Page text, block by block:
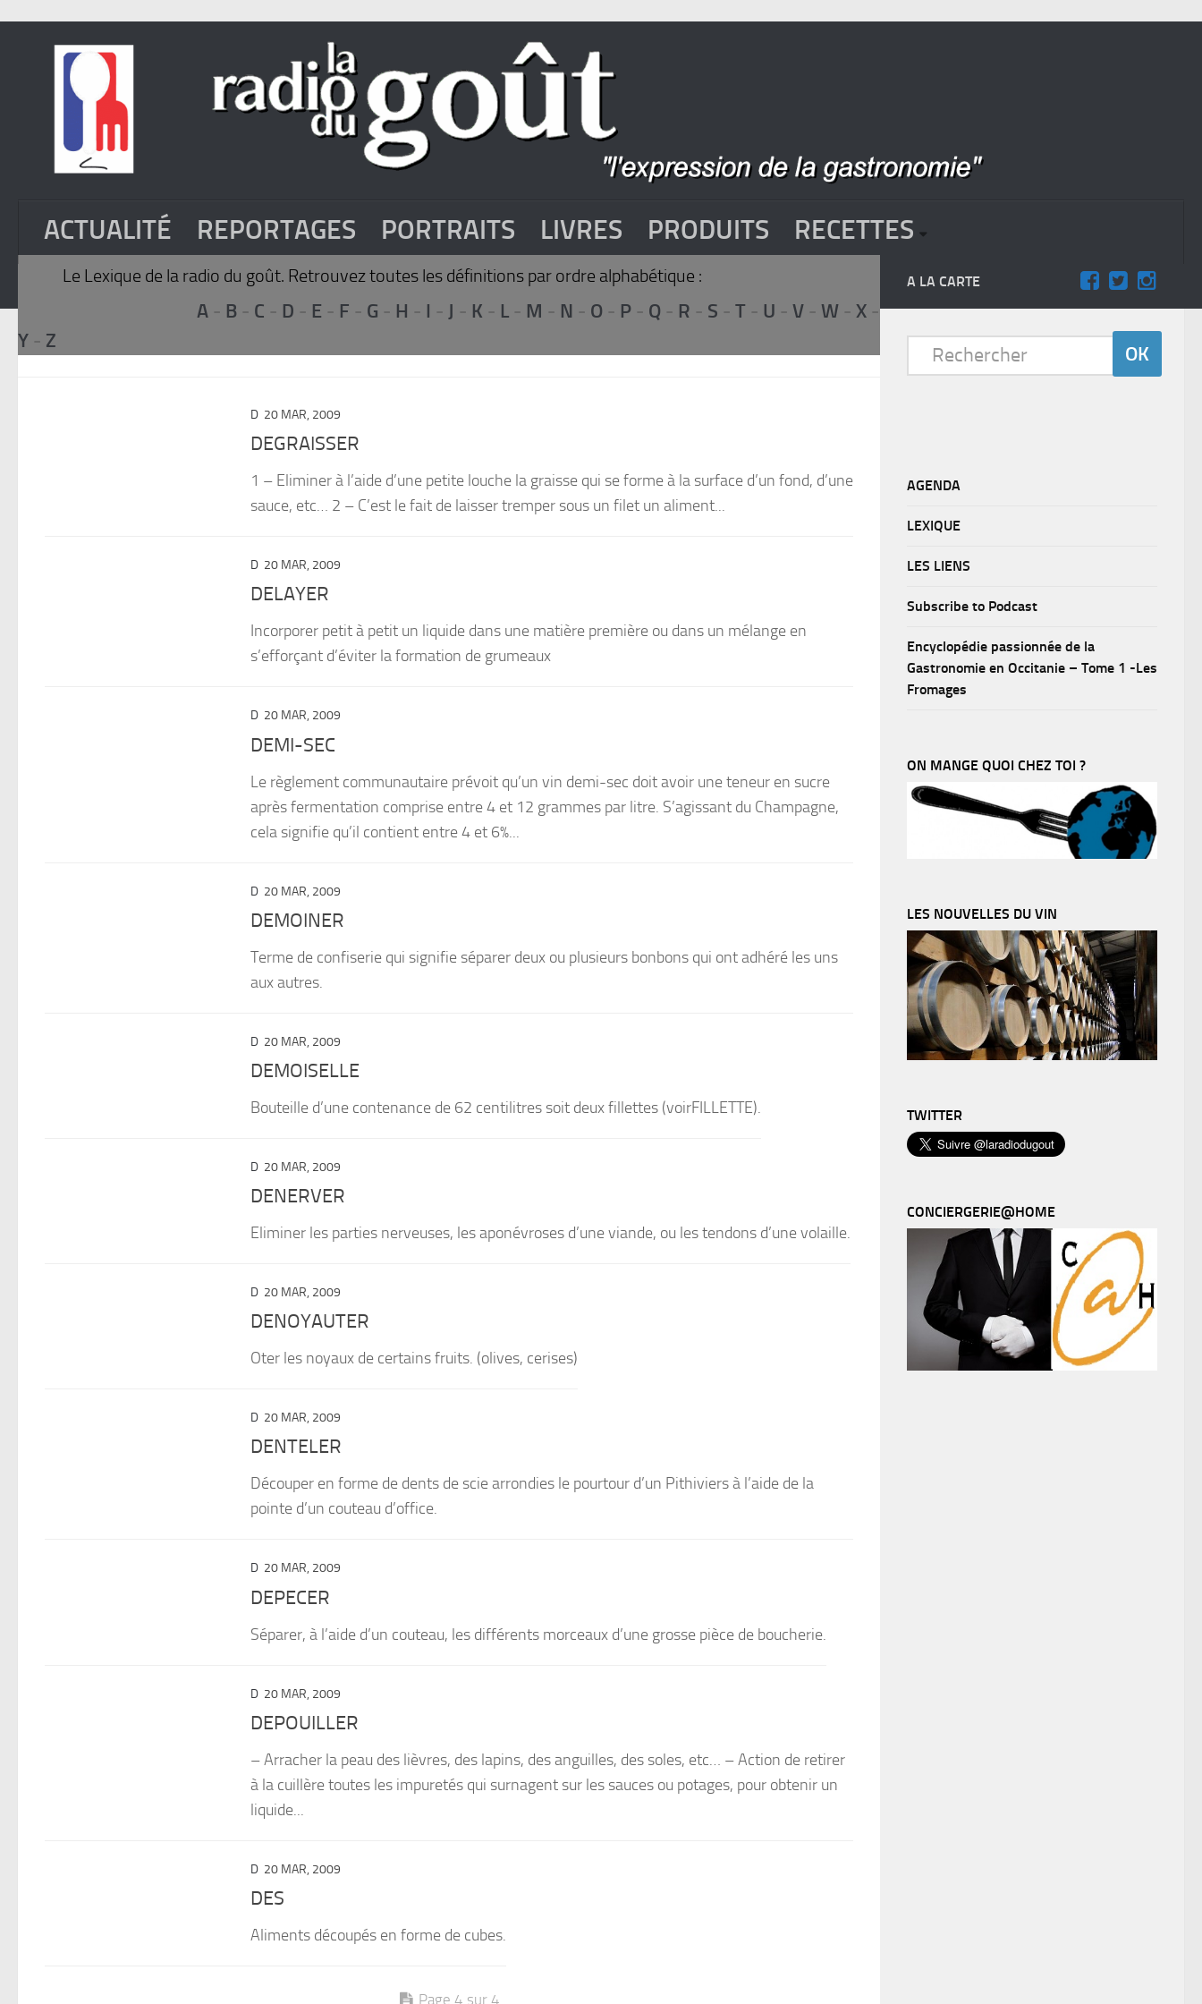
ACTUALITÉ REPORTAGES PORTRAITS LIVRES PRODUITS RECETTES
Le Lexique de la radio du goût. Retrouvez toutes les définitions par ordre alphabétique :
A - B - C - D - E - F - G - H - I - J - K - L - M - N - O - P - Q - R - S - T - U - V - W - X -
Y - Z
D 20 MAR, 2009
DEGRAISSER
1 – Eliminer à l’aide d’une petite louche la graisse qui se forme à la surface d’un fond, d’une
sauce, etc… 2 – C’est le fait de laisser tremper sous un filet un aliment...
D 20 MAR, 2009
DELAYER
Incorporer petit à petit un liquide dans une matière première ou dans un mélange en
s’efforçant d’éviter la formation de grumeaux
D 20 MAR, 2009
DEMI-SEC
Le règlement communautaire prévoit qu’un vin demi-sec doit avoir une teneur en sucre
après fermentation comprise entre 4 et 12 grammes par litre. S’agissant du Champagne,
cela signifie qu’il contient entre 4 et 6%...
D 20 MAR, 2009
DEMOINER
Terme de confiserie qui signifie séparer deux ou plusieurs bonbons qui ont adhéré les uns
aux autres.
D 20 MAR, 2009
DEMOISELLE
Bouteille d’une contenance de 62 centilitres soit deux fillettes (voirFILLETTE).
D 20 MAR, 2009
DENERVER
Eliminer les parties nerveuses, les aponévroses d’une viande, ou les tendons d’une volaille.
D 20 MAR, 2009
DENOYAUTER
Oter les noyaux de certains fruits. (olives, cerises)
D 20 MAR, 2009
DENTELER
Découper en forme de dents de scie arrondies le pourtour d’un Pithiviers à l’aide de la
pointe d’un couteau d’office.
D 20 MAR, 2009
DEPECER
Séparer, à l’aide d’un couteau, les différents morceaux d’une grosse pièce de boucherie.
D 20 MAR, 2009
DEPOUILLER
– Arracher la peau des lièvres, des lapins, des anguilles, des soles, etc… – Action de retirer
à la cuillère toutes les impuretés qui surnagent sur les sauces ou potages, pour obtenir un
liquide...
D 20 MAR, 2009
DES
Aliments découpés en forme de cubes.
Page 4 sur 4
A LA CARTE
AGENDA
LEXIQUE
LES LIENS
Subscribe to Podcast
Encyclopédie passionnée de la
Gastronomie en Occitanie – Tome 1 -Les
Fromages
ON MANGE QUOI CHEZ TOI ?
LES NOUVELLES DU VIN
TWITTER
CONCIERGERIE@HOME